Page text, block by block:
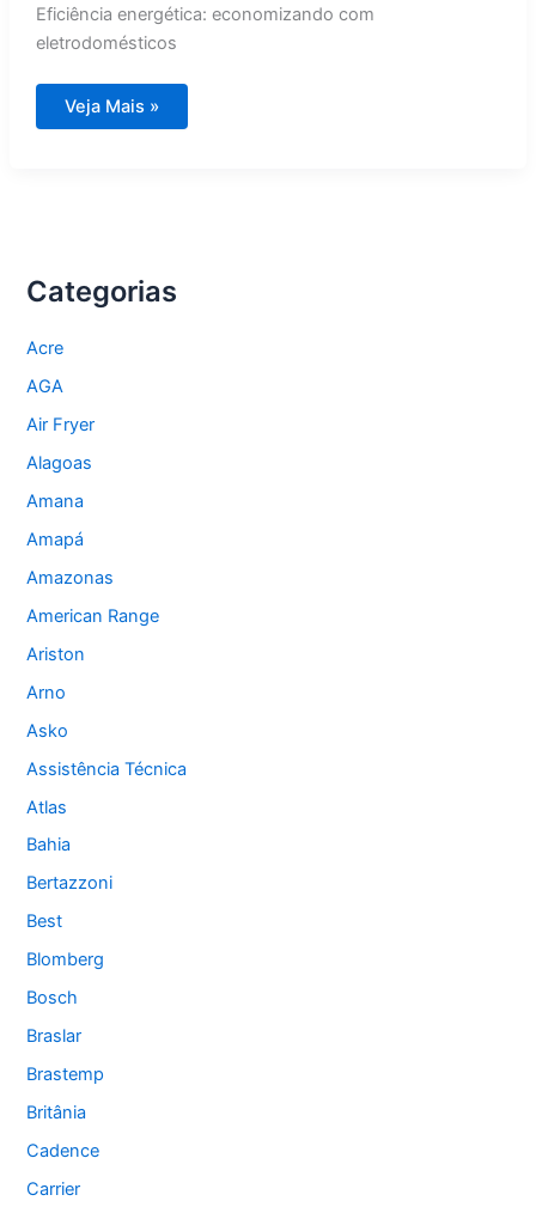
Eficiência energética: economizando com
eletrodomésticos
Dicas
práticas
Veja Mais »
Categorias
Acre
AGA
Air Fryer
Alagoas
Amana
Amapá
Amazonas
American Range
Ariston
Arno
Asko
Assistência Técnica
Atlas
Bahia
Bertazzoni
Best
Blomberg
Bosch
Braslar
Brastemp
Britânia
Cadence
Carrier